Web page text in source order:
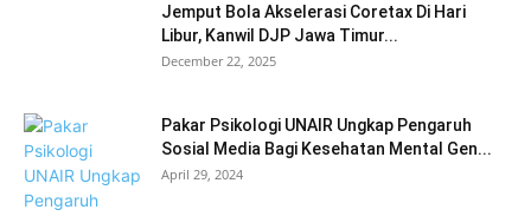
Jemput Bola Akselerasi Coretax Di Hari
Libur, Kanwil DJP Jawa Timur...
December 22, 2025
Pakar Psikologi UNAIR Ungkap Pengaruh
Sosial Media Bagi Kesehatan Mental Gen...
April 29, 2024